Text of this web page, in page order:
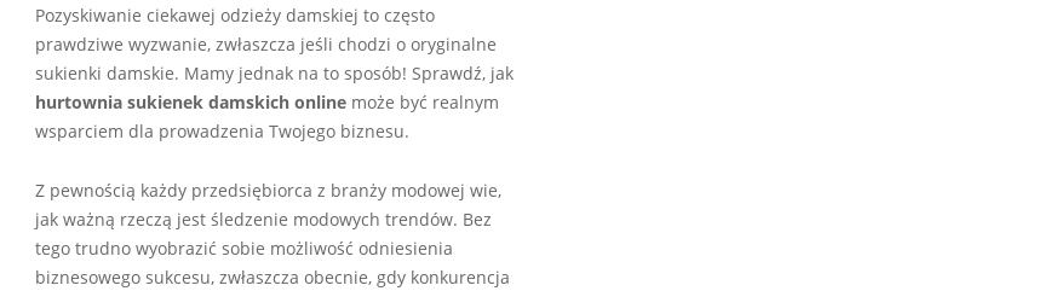
01-
16
Pozyskiwanie ciekawej odzieży damskiej to często
prawdziwe wyzwanie, zwłaszcza jeśli chodzi o oryginalne
sukienki damskie. Mamy jednak na to sposób! Sprawdź, jak
hurtownia sukienek damskich online może być realnym
wsparciem dla prowadzenia Twojego biznesu.
Z pewnością każdy przedsiębiorca z branży modowej wie,
jak ważną rzeczą jest śledzenie modowych trendów. Bez
tego trudno wyobrazić sobie możliwość odniesienia
biznesowego sukcesu, zwłaszcza obecnie, gdy konkurencja